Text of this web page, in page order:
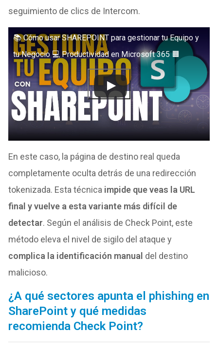
seguimiento de clics de Intercom.
📚 Cómo usar SHAREPOINT para gestionar tu Equipo y
tu Negocio 💻 Productividad en Microsoft 365 🟧
En este caso, la página de destino real queda
completamente oculta detrás de una redirección
tokenizada. Esta técnica impide que veas la URL
final y vuelve a esta variante más difícil de
detectar. Según el análisis de Check Point, este
método eleva el nivel de sigilo del ataque y
complica la identificación manual del destino
malicioso.
¿A qué sectores apunta el phishing en
SharePoint y qué medidas
recomienda Check Point?